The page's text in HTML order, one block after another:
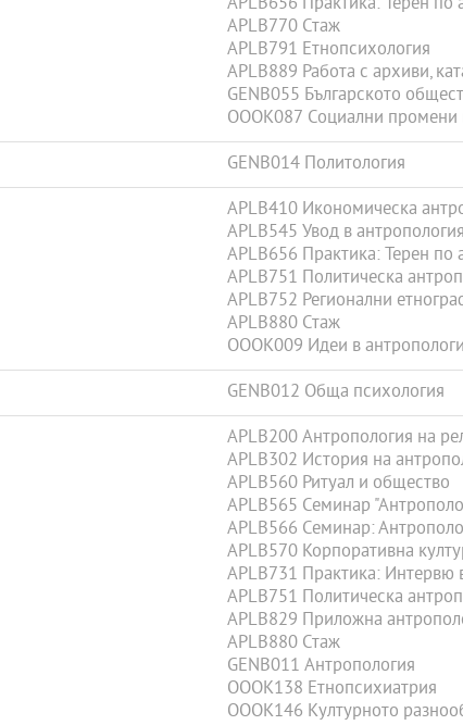
APLB656 Практика: Терен по
APLB770 Стаж
APLB791 Етнопсихология
APLB889 Работа с архиви,
GENB055 Българското
OOOK087 Социални промени
GENB014 Политология
APLB410 Икономическа
APLB545 Увод в
APLB656 Практика: Терен по
APLB751 Политическа
APLB752 Регионални
APLB880 Стаж
OOOK009 Идеи в
GENB012 Обща психология
APLB200 Антропология на
APLB302 История на
APLB560 Ритуал и общество
APLB565 Семинар
APLB566 Семинар:
APLB570 Корпоративна
APLB731 Практика: Интервю
APLB751 Политическа
APLB829 Приложна
APLB880 Стаж
GENB011 Антропология
OOOK138 Етнопсихиатрия
OOOK146 Културното